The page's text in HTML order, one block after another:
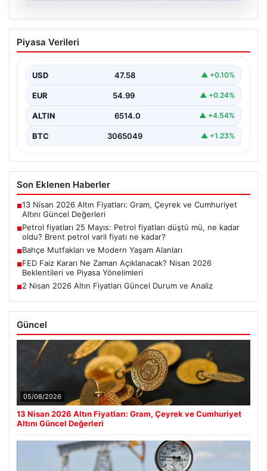
Petrol fiyatları 25 Mayıs: Petrol fiyatları
düştü mü, ne kadar oldu? Brent petrol
Piyasa Verileri
USD 47.58 ▲ +0.10%
EUR 54.99 ▲ +0.24%
ALTIN 6514.0 ▲ +4.54%
BTC 3065049 ▲ +1.23%
Son Eklenen Haberler
■13 Nisan 2026 Altın Fiyatları: Gram, Çeyrek ve Cumhuriyet
Altını Güncel Değerleri
■Petrol fiyatları 25 Mayıs: Petrol fiyatları düştü mü, ne kadar
oldu? Brent petrol varil fiyatı ne kadar?
■Bahçe Mutfakları ve Modern Yaşam Alanları
■FED Faiz Kararı Ne Zaman Açıklanacak? Nisan 2026
Beklentileri ve Piyasa Yönelimleri
■2 Nisan 2026 Altın Fiyatları Güncel Durum ve Analiz
Güncel
05/08/2026
13 Nisan 2026 Altın Fiyatları: Gram, Çeyrek ve Cumhuriyet
Altını Güncel Değerleri